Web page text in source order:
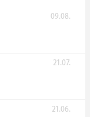
09.08.
21.07.
21.06.